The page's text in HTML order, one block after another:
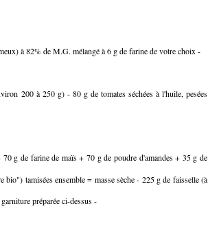
à 82% de M.G. mélangé à 6 g de farine de votre choix -
200 à 250 g) - 80 g de tomates séchées à l'huile, pesées
g de farine de maïs + 70 g de poudre d'amandes + 35 g de
tamisées ensemble = masse sèche - 225 g de faisselle (à
préparée ci-dessus -